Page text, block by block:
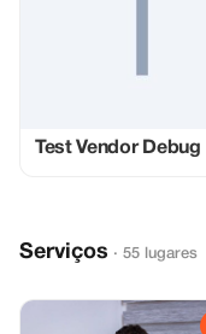
Test Vendor Debug
Serviços · 55 lugares